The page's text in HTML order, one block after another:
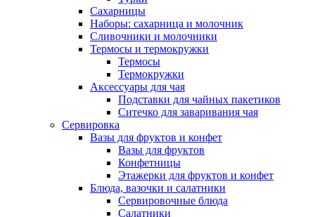
Сахарницы
Наборы: сахарница и молочник
Сливочники и молочники
Термосы и термокружки
Термосы
Термокружки
Аксессуары для чая
Подставки для чайных пакетиков
Ситечко для заваривания чая
Сервировка
Вазы для фруктов и конфет
Вазы для фруктов
Конфетницы
Этажерки для фруктов и конфет
Блюда, вазочки и салатники
Сервировочные блюда
Салатники